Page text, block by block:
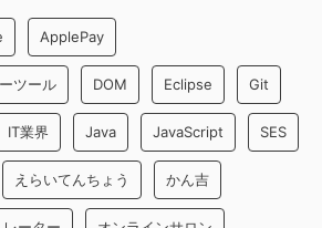
ApplePay
ツール DOM Eclipse Git
IT業界 Java JavaScript SES
えらいてんちょう かん吉